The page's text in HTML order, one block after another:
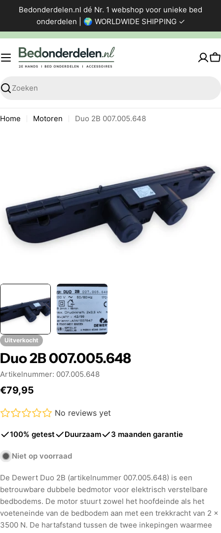
de
inhoud
Bedonderdelen.nl dé Nr. 1 webshop voor unieke bed
onderdelen | 🌍 WORLDWIDE SHIPPING ✓
Zoeken
Home Motoren
Duo 2B 007.005.648
0 zichtbaar in de afbeeldingen
Uitverkocht
Duo 2B 007.005.648
Artikelnummer: 007.005.648
Normale
€79,95
No reviews yet
100% getest Duurzaam 3 maanden garantie
Niet op voorraad
De Dewert Duo 2B (artikelnummer 007.005.648) is een
betrouwbare dubbele bedmotor voor elektrisch verstelbare
bedbodems. De motor stuurt zowel het hoofdeinde als het
voeteneinde van de bedbodem aan met een trekkracht van 2 x
3500 N. De hartafstand tussen de twee inkepingen waarmee